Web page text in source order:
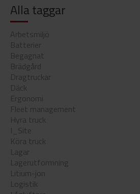
Alla taggar
Arbetsmiljö
Batterier
Begagnat
Brädgård
Dragtruckar
Däck
Ergonomi
Fleet management
Hyra truck
I_Site
Köra truck
Lagar
Lagerutformning
Litium-jon
Logistik